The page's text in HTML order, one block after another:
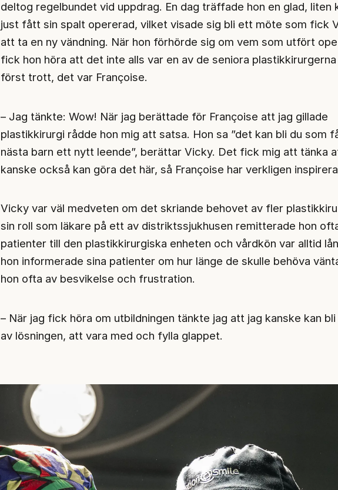
deltog regelbundet vid uppdrag. En dag träffade hon en glad, liten
just fått sin spalt opererad, vilket visade sig bli ett möte som fick
att ta en ny vändning. När hon förhörde sig om vem som utfört
fick hon höra att det inte alls var en av de seniora
först trott, det var Françoise.
– Jag tänkte: Wow! När jag berättade för Françoise att jag gillade
plastikkirurgi rådde hon mig att satsa. Hon sa ”det kan bli du som
nästa barn ett nytt leende”, berättar Vicky. Det fick mig att tänka
kanske också kan göra det här, så Françoise har verkligen
Vicky var väl medveten om det skriande behovet av fler
sin roll som läkare på ett av distriktssjukhusen remitterade hon
patienter till den plastikkirurgiska enheten och vårdkön var alltid
hon informerade sina patienter om hur länge de skulle behöva
hon ofta av besvikelse och frustration.
– När jag fick höra om utbildningen tänkte jag att jag kanske kan bli
av lösningen, att vara med och fylla glappet.